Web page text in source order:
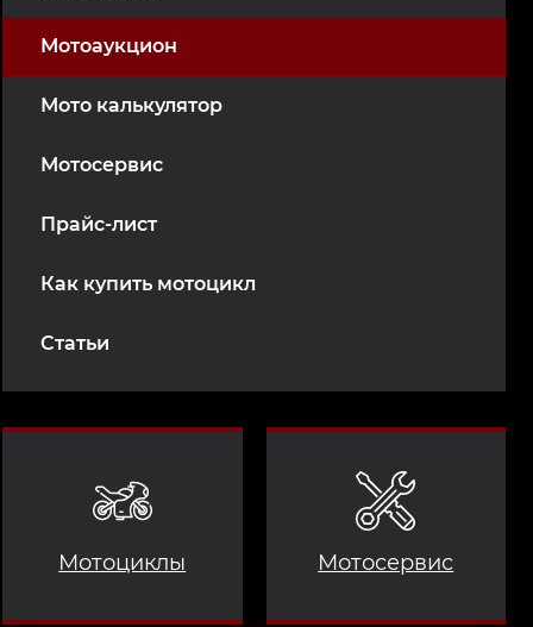
Мотоаукцион
Мото калькулятор
Мотосервис
Прайс-лист
Как купить мотоцикл
Статьи
Мотоциклы Мотосервис